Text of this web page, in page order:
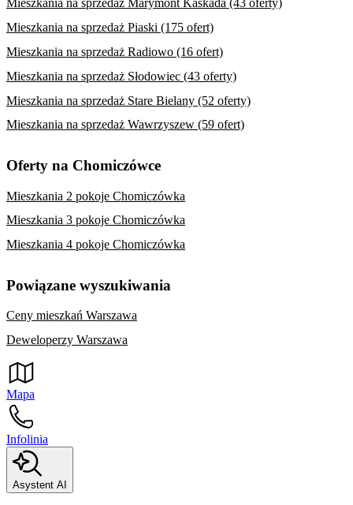
Mieszkania na sprzedaż Marymont Kaskada (43 oferty)
Mieszkania na sprzedaż Piaski (175 ofert)
Mieszkania na sprzedaż Radiowo (16 ofert)
Mieszkania na sprzedaż Słodowiec (43 oferty)
Mieszkania na sprzedaż Stare Bielany (52 oferty)
Mieszkania na sprzedaż Wawrzyszew (59 ofert)
Oferty na Chomiczówce
Mieszkania 2 pokoje Chomiczówka
Mieszkania 3 pokoje Chomiczówka
Mieszkania 4 pokoje Chomiczówka
Powiązane wyszukiwania
Ceny mieszkań Warszawa
Deweloperzy Warszawa
Mapa
Infolinia
Asystent AI